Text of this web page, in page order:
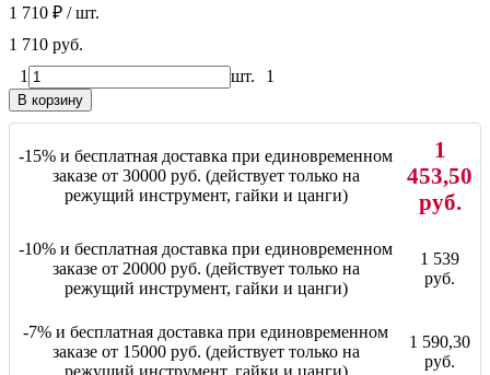
1 710 ₽ / шт.
1 710 руб.
1
шт. 1
В корзину
-15% и бесплатная доставка при единовременном
заказе от 30000 руб. (действует только на
режущий инструмент, гайки и цанги)
1
453,50
руб.
-10% и бесплатная доставка при единовременном
заказе от 20000 руб. (действует только на
режущий инструмент, гайки и цанги)
1 539
руб.
-7% и бесплатная доставка при единовременном
заказе от 15000 руб. (действует только на
режущий инструмент, гайки и цанги)
1 590,30
руб.